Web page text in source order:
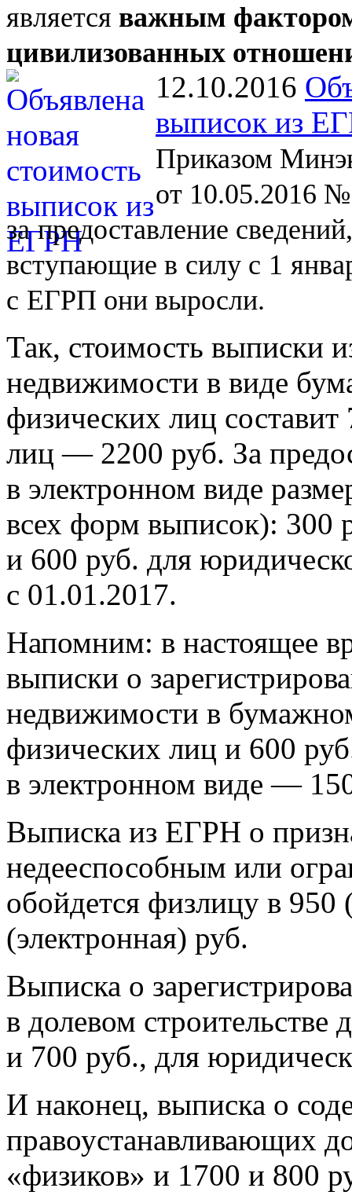
является важным
цивилизованных
12.10.2016
выписок из
Приказом
от 10.05.2016 №
за предоставление
вступающие в силу с 1
с ЕГРП они выросли.
Так, стоимость выписки
недвижимости в виде
физических лиц
лиц — 2200 руб. За
в электронном виде
всех форм выписок): 300
и 600 руб. для
с 01.01.2017.
Напомним: в настоящее
выписки о
недвижимости в
физических лиц и 600
в электронном виде —
Выписка из ЕГРН о
недееспособным или
обойдется физлицу в
(электронная) руб.
Выписка о
в долевом
и 700 руб., для
И наконец, выписка о
правоустанавливающих
«физиков» и 1700 и 800